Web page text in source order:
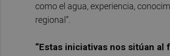
como el agua, experiencia,
regional”.
“Estas iniciativas nos sitúan